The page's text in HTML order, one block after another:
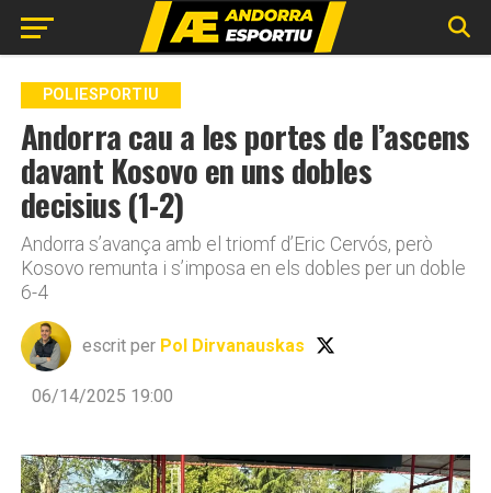
POLIESPORTIU
Andorra cau a les portes de l’ascens
davant Kosovo en uns dobles
decisius (1-2)
Andorra s’avança amb el triomf d’Eric Cervós, però
Kosovo remunta i s’imposa en els dobles per un doble
6-4
escrit per Pol Dirvanauskas
06/14/2025 19:00
Go to mobile version